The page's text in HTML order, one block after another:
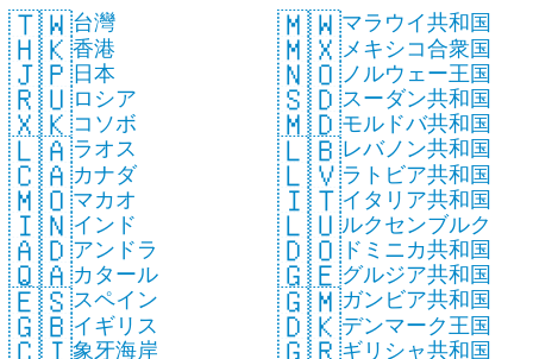
🇹🇼台灣
🇭🇰香港
🇯🇵日本
🇷🇺ロシア
🇽🇰コソボ
🇱🇦ラオス
🇨🇦カナダ
🇲🇴マカオ
🇮🇳インド
🇦🇩アンドラ
🇶🇦カタール
🇪🇸スペイン
🇬🇧イギリス
象牙海岸
🇲🇼マラウイ共和国
🇲🇽メキシコ合衆国
🇳🇴 ノルウェー王国
🇸🇩スーダン共和国
🇲🇩モルドバ共和国
🇱🇧レバノン共和国
🇱🇻ラトビア共和国
🇮🇹イタリア共和国
🇱🇺ルクセンブルク
🇩🇴 ドミニカ共和国
🇬🇪グルジア共和国
🇬🇲ガンビア共和国
🇩🇰デンマーク王国
ギリシャ共和国